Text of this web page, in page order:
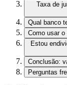
Taxa de
Qual banco
Como usar
Estou
Conclusão:
Perguntas